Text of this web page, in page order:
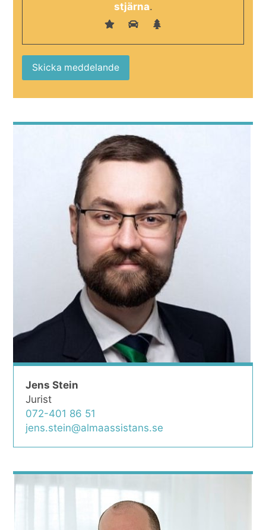
stjärna.
Jens Stein
Jurist
072-401 86 51
jens.stein@almaassistans.se